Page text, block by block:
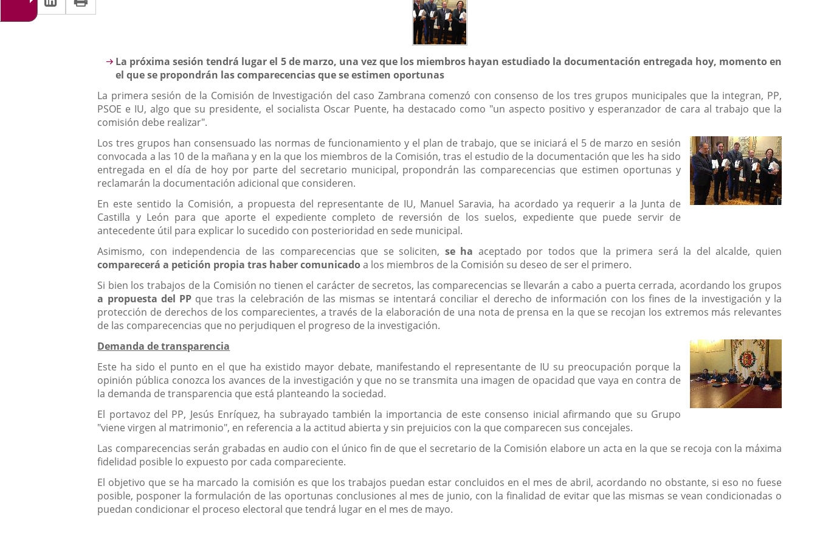
aplicación
a
aplicaciónDescripción
La próxima sesión tendrá lugar el 5 de marzo, una vez que los miembros hayan estudiado la documentación entregada hoy, momento en
el que se propondrán las comparecencias que se estimen oportunas
La primera sesión de la Comisión de Investigación del caso Zambrana comenzó con consenso de los tres grupos municipales que la integran, PP,
PSOE e IU, algo que su presidente, el socialista Oscar Puente, ha destacado como "un aspecto positivo y esperanzador de cara al trabajo que la
comisión debe realizar".
Los tres grupos han consensuado las normas de funcionamiento y el plan de trabajo, que se iniciará el 5 de marzo en sesión
convocada a las 10 de la mañana y en la que los miembros de la Comisión, tras el estudio de la documentación que les ha sido
entregada en el día de hoy por parte del secretario municipal, propondrán las comparecencias que estimen oportunas y
reclamarán la documentación adicional que consideren.
En este sentido la Comisión, a propuesta del representante de IU, Manuel Saravia, ha acordado ya requerir a la Junta de
Castilla y León para que aporte el expediente completo de reversión de los suelos, expediente que puede servir de
antecedente útil para explicar lo sucedido con posterioridad en sede municipal.
Asimismo, con independencia de las comparecencias que se soliciten, se ha aceptado por todos que la primera será la del alcalde, quien
comparecerá a petición propia tras haber comunicadoa los miembros de la Comisión su deseo de ser el primero.
Si bien los trabajos de la Comisión no tienen el carácter de secretos, las comparecencias se llevarán a cabo a puerta cerrada, acordando los grupos
a propuesta del PP que tras la celebración de las mismas se intentará conciliar el derecho de información con los fines de la investigación y la
protección de derechos de los comparecientes, a través de la elaboración de una nota de prensa en la que se recojan los extremos más relevantes
de las comparecencias que no perjudiquen el progreso de la investigación.
Demanda de transparencia
Este ha sido el punto en el que ha existido mayor debate, manifestando el representante de IU su preocupación porque la
opinión pública conozca los avances de la investigación y que no se transmita una imagen de opacidad que vaya en contra de
la demanda de transparencia que está planteando la sociedad.
El portavoz del PP, Jesús Enríquez, ha subrayado también la importancia de este consenso inicial afirmando que su Grupo
"viene virgen al matrimonio", en referencia a la actitud abierta y sin prejuicios con la que comparecen sus concejales.
Las comparecencias serán grabadas en audio con el único fin de que el secretario de la Comisión elabore un acta en la que se recoja con la máxima
fidelidad posible lo expuesto por cada compareciente.
El objetivo que se ha marcado la comisión es que los trabajos puedan estar concluidos en el mes de abril, acordando no obstante, si eso no fuese
posible, posponer la formulación de las oportunas conclusiones al mes de junio, con la finalidad de evitar que las mismas se vean condicionadas o
puedan condicionar el proceso electoral que tendrá lugar en el mes de mayo.